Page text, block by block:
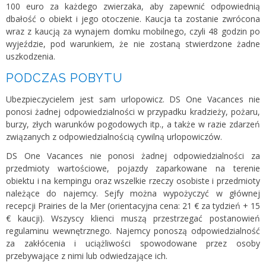
100 euro za każdego zwierzaka, aby zapewnić odpowiednią
dbałość o obiekt i jego otoczenie. Kaucja ta zostanie zwrócona
wraz z kaucją za wynajem domku mobilnego, czyli 48 godzin po
wyjeździe, pod warunkiem, że nie zostaną stwierdzone żadne
uszkodzenia.
PODCZAS POBYTU
Ubezpieczycielem jest sam urlopowicz. DS One Vacances nie
ponosi żadnej odpowiedzialności w przypadku kradzieży, pożaru,
burzy, złych warunków pogodowych itp., a także w razie zdarzeń
związanych z odpowiedzialnością cywilną urlopowiczów.
DS One Vacances nie ponosi żadnej odpowiedzialności za
przedmioty wartościowe, pojazdy zaparkowane na terenie
obiektu i na kempingu oraz wszelkie rzeczy osobiste i przedmioty
należące do najemcy. Sejfy można wypożyczyć w głównej
recepcji Prairies de la Mer (orientacyjna cena: 21 € za tydzień + 15
€ kaucji). Wszyscy klienci muszą przestrzegać postanowień
regulaminu wewnętrznego. Najemcy ponoszą odpowiedzialność
za zakłócenia i uciążliwości spowodowane przez osoby
przebywające z nimi lub odwiedzające ich.